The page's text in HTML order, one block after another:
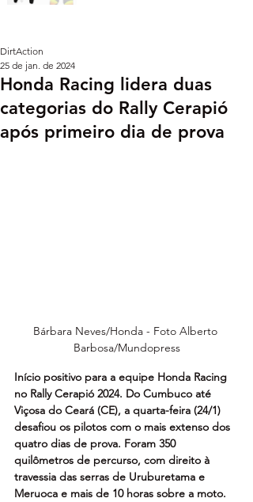
Honda Racing lidera duas
categorias do Rally Cerapió
após primeiro dia de prova
DirtAction
25 de jan. de 2024
Bárbara Neves/Honda - Foto Alberto
Barbosa/Mundopress
Início positivo para a equipe Honda Racing
no Rally Cerapió 2024. Do Cumbuco até
Viçosa do Ceará (CE), a quarta-feira (24/1)
desafiou os pilotos com o mais extenso dos
quatro dias de prova. Foram 350
quilômetros de percurso, com direito à
travessia das serras de Uruburetama e
Meruoca e mais de 10 horas sobre a moto.